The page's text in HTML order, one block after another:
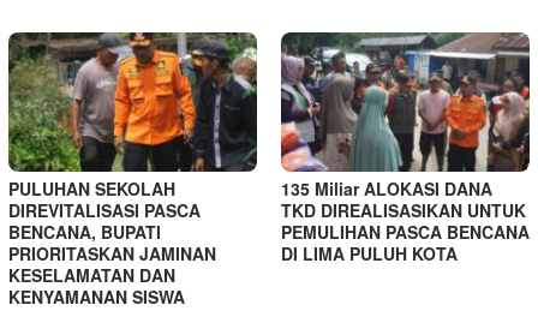
PULUHAN SEKOLAH
DIREVITALISASI PASCA
BENCANA, BUPATI
PRIORITASKAN JAMINAN
KESELAMATAN DAN
KENYAMANAN SISWA
135 Miliar ALOKASI DANA
TKD DIREALISASIKAN UNTUK
PEMULIHAN PASCA BENCANA
DI LIMA PULUH KOTA